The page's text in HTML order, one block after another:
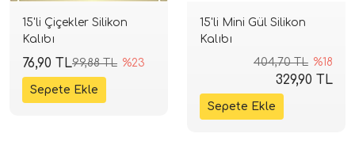
15'li Çiçekler Silikon
Kalıbı
99,88 TL %23
76,90 TL
15'li Mini Gül Silikon
Kalıbı
404,70 TL %18
329,90 TL